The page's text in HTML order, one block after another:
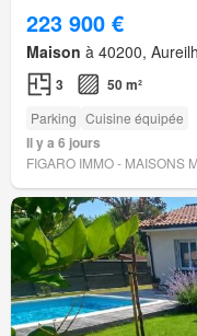
223 900 €
Maison à 40200,
3 50 m²
Parking Cuisine équipée
Il y a 6 jours
FIGARO IMMO - MAISONS